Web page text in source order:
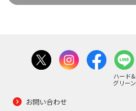
ハード&
グリーン
お問い合わせ